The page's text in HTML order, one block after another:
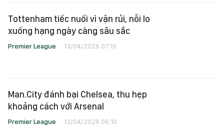
Tottenham tiếc nuối vì vận rủi, nỗi lo
xuống hạng ngày càng sâu sắc
Premier League 13/04/2026 07:10
Man.City đánh bại Chelsea, thu hẹp
khoảng cách với Arsenal
Premier League 13/04/2026 06:10